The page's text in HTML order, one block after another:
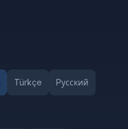
Türkçe Pусский